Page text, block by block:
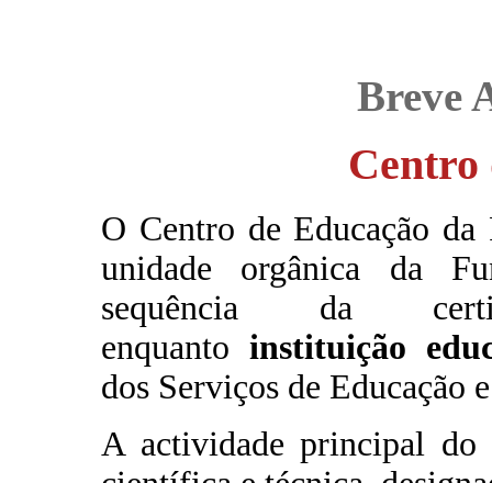
Breve
Centro
O Centro de Educação
unidade orgânica da
sequência da
enquanto instituição
dos Serviços de Educação
A actividade principal do